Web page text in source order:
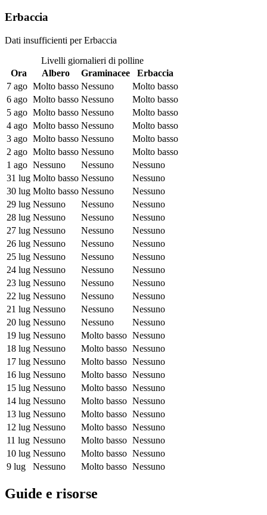
Erbaccia
Dati insufficienti per Erbaccia
Livelli giornalieri di polline
Ora
Albero Graminacee
Erbaccia
7 ago Molto basso Nessuno
Molto basso
6 ago Molto basso Nessuno
Molto basso
5 ago Molto basso Nessuno
Molto basso
4 ago Molto basso Nessuno
Molto basso
3 ago Molto basso Nessuno
Molto basso
2 ago Molto basso Nessuno
Molto basso
1 ago Nessuno Nessuno
Nessuno
31 lug Molto basso Nessuno
Nessuno
30 lug Molto basso Nessuno
Nessuno
29 lug Nessuno Nessuno
Nessuno
28 lug Nessuno Nessuno
Nessuno
27 lug Nessuno Nessuno
Nessuno
26 lug Nessuno Nessuno
Nessuno
25 lug Nessuno Nessuno
Nessuno
24 lug Nessuno Nessuno
Nessuno
23 lug Nessuno Nessuno
Nessuno
22 lug Nessuno Nessuno
Nessuno
21 lug Nessuno Nessuno
Nessuno
20 lug Nessuno Nessuno
Nessuno
19 lug Nessuno Molto basso Nessuno
18 lug Nessuno Molto basso Nessuno
17 lug Nessuno Molto basso Nessuno
16 lug Nessuno Molto basso Nessuno
15 lug Nessuno Molto basso Nessuno
14 lug Nessuno Molto basso Nessuno
13 lug Nessuno Molto basso Nessuno
12 lug Nessuno Molto basso Nessuno
11 lug Nessuno Molto basso Nessuno
10 lug Nessuno Molto basso Nessuno
9 lug
Nessuno Molto basso Nessuno
Guide e risorse